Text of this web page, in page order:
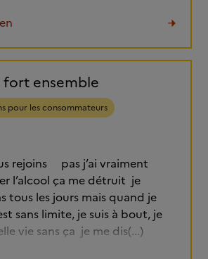
fort ensemble
pour les consommateurs
rejoins pas j’ai vraiment
l’alcool ça me détruit je
tous les jours mais quand je
sans limite, je suis à bout, je
vie sans ça je me dis(...)